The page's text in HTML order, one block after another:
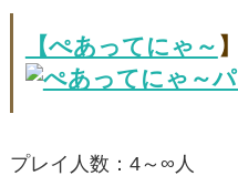
【ぺあってにゃ～ 】
プレイ人数：4～∞人